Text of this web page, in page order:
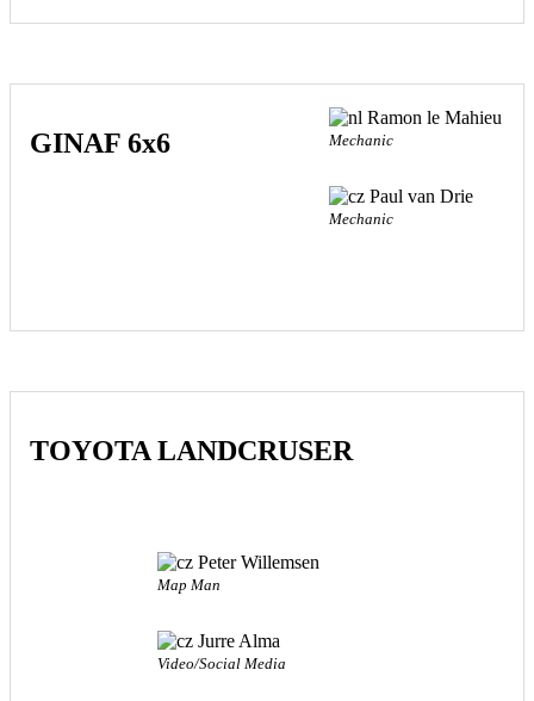
GINAF 6x6
Ramon le Mahieu
Mechanic
Paul van Drie
Mechanic
TOYOTA LANDCRUSER
Peter Willemsen
Map Man
Jurre Alma
Video/Social Media